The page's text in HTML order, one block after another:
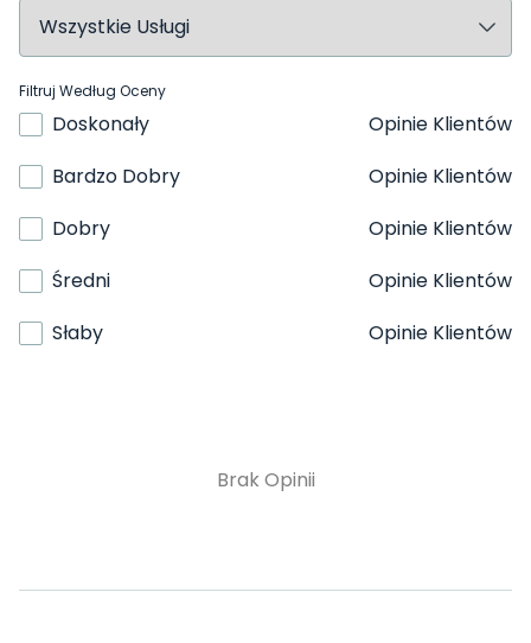
Filtruj Według Oceny
Doskonały
Opinie Klientów
Bardzo Dobry
Opinie Klientów
Dobry
Opinie Klientów
Średni
Opinie Klientów
Słaby
Opinie Klientów
Brak Opinii